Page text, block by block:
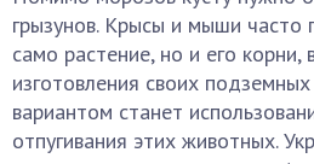
грызунов. Крысы и мыши часто
само растение, но и его корни,
изготовления своих
вариантом станет
отпугивания этих животных.